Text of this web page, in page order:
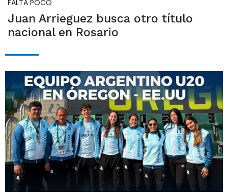
FALTA POCO
Juan Arrieguez busca otro título
nacional en Rosario